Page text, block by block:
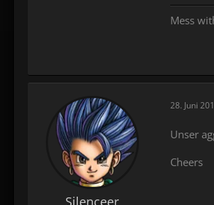
Mess
28. Juni
Unser
Cheers